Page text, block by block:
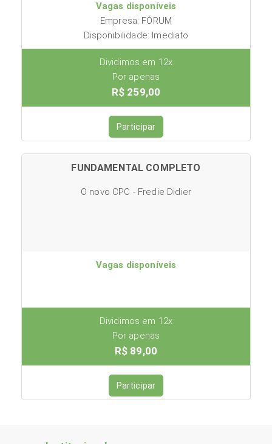
Vagas disponíveis
Empresa: FÓRUM
Disponibilidade: Imediato
Dividimos em 12x
Por apenas
R$ 259,00
Participar
FUNDAMENTAL COMPLETO
O novo CPC - Fredie Didier
Vagas disponíveis
Dividimos em 12x
Por apenas
R$ 89,00
Participar